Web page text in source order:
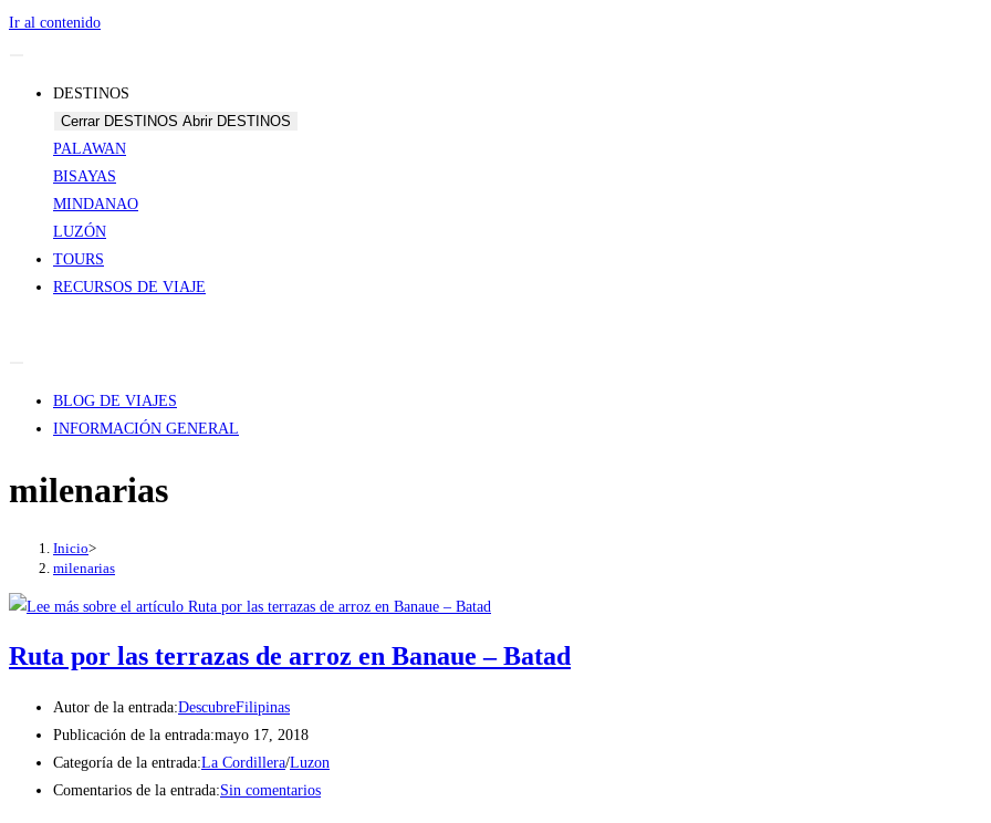
Ir al contenido
DESTINOS
Cerrar DESTINOS Abrir DESTINOS
PALAWAN
BISAYAS
MINDANAO
LUZÓN
TOURS
RECURSOS DE VIAJE
BLOG DE VIAJES
INFORMACIÓN GENERAL
milenarias
Inicio>
milenarias
Ruta por las terrazas de arroz en Banaue – Batad
Autor de la entrada:DescubreFilipinas
Publicación de la entrada:mayo 17, 2018
Categoría de la entrada:La Cordillera/Luzon
Comentarios de la entrada:Sin comentarios